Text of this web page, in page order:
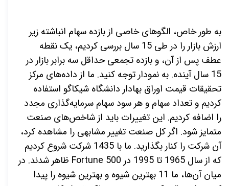
به طور خاص، الگوهای خاصی از بازده سهام انباشته زیر
ارزش بازار را در طی 15 سال بررسی کردیم، یک نقطه
عطف پس از آن، و بازده تجمعی حداقل سه برابر بازار در
15 سال آینده. به نمودار توجه کنید. ما از داده‌های مرکز
تحقیقات قیمت اوراق بهادار دانشگاه شیکاگو استفاده
کردیم و تعداد سهام و هر سود سهام سرمایه‌گذاری مجدد
را اضافه کردیم. این تغییرات باید از شاخص‌های صنعت
متمایز شود. اگر کل صنعت تغییر مشابهی را مشاهده کرد،
آن شرکت را کنار بگذارید. ما با 1435 شرکت شروع کردیم
که از سال 1965 تا 1995 در
Fortune 500 ظاهر شدند. در
میان آن‌ها، ما 11 بهترین شیوه و بهترین شیوه را پیدا